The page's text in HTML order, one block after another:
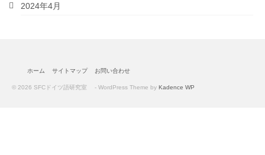
履修者の方へ
FAQ
2024年4月
ホーム サイトマップ お問い合わせ
© 2026 SFCドイツ語研究室 - WordPress Theme by Kadence WP